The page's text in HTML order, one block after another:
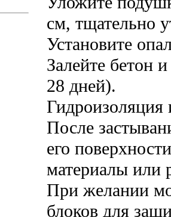
см, тщательно
Установите
Залейте бетон
28 дней).
Гидроизоляция
После
его
материалы или
При желании
блоков для